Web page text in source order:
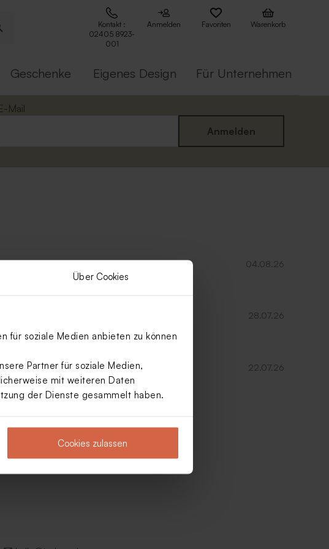
Über Cookies
für soziale Medien anbieten zu können
Partner für soziale Medien,
mit weiteren Daten
der Dienste gesammelt haben.
Cookies zulassen
Kontakt :
02405 8923-
001
Anmelden Favoriten Warenkorb
Geschenke Eigenes Design Für Unternehmen
Mail
Anmelden
04.08.26
Danke dafür!
28.07.26
22.07.26